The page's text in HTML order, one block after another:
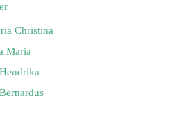
Christina
Maria